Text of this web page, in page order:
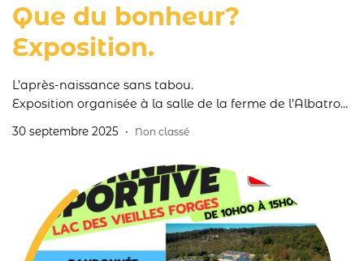
Que du bonheur?
Exposition.
L’après-naissance sans tabou.
Exposition organisée à la salle de la ferme de l’Albatros-
Au programme animations, spectacles et conférences
30 septembre 2025 Non classé